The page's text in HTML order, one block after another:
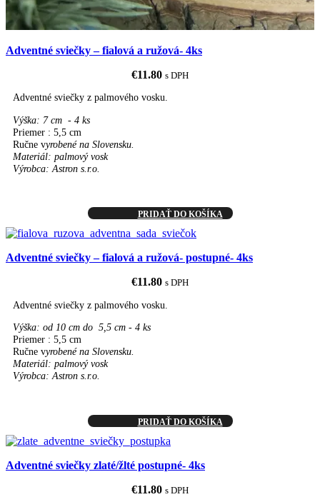
Adventné sviečky – fialová a ružová- 4ks
€11.80 s DPH
Adventné sviečky z palmového vosku.
Výška: 7 cm - 4 ks
Priemer : 5,5 cm
Ručne vyrobené na Slovensku.
Materiál: palmový vosk
Výrobca: Astron s.r.o.
PRIDAŤ DO KOŠÍKA
Adventné sviečky – fialová a ružová- postupné- 4ks
€11.80 s DPH
Adventné sviečky z palmového vosku.
Výška: od 10 cm do 5,5 cm - 4 ks
Priemer : 5,5 cm
Ručne vyrobené na Slovensku.
Materiál: palmový vosk
Výrobca: Astron s.r.o.
PRIDAŤ DO KOŠÍKA
Adventné sviečky zlaté/žlté postupné- 4ks
€11.80 s DPH